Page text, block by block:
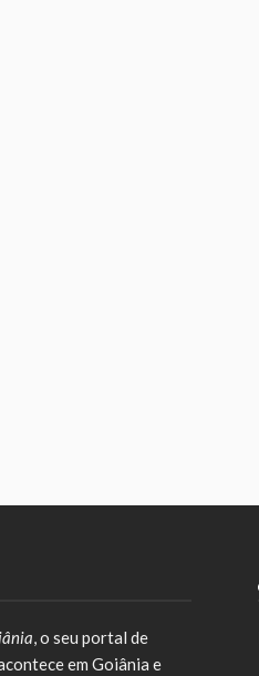
, o seu portal de
em Goiânia e